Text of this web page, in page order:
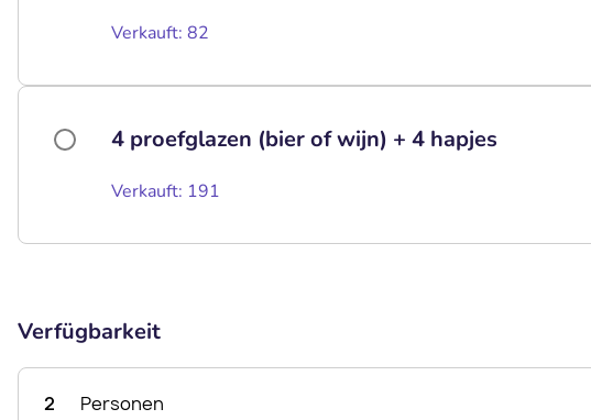
Verkauft: 82
4 proefglazen (bier of wijn) + 4 hapjes
Verkauft: 191
Verfügbarkeit
2 Personen